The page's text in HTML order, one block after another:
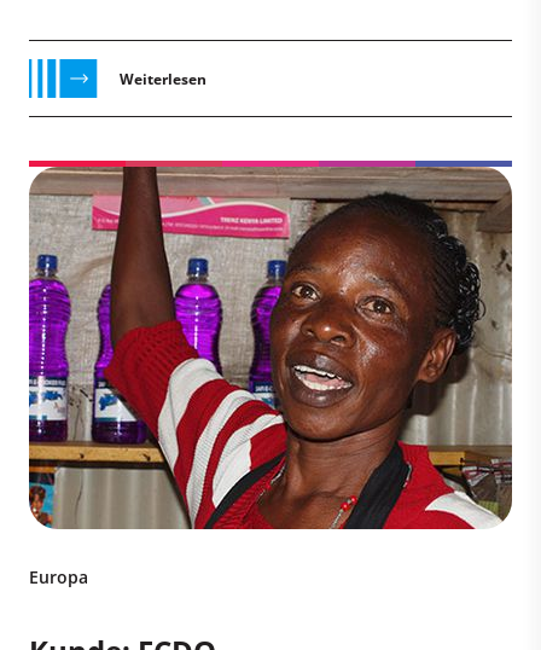
Weiterlesen
Europa